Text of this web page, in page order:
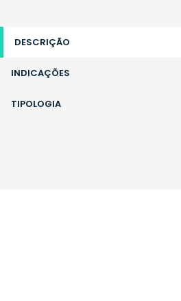
DESCRIÇÃO
INDICAÇÕES
TIPOLOGIA